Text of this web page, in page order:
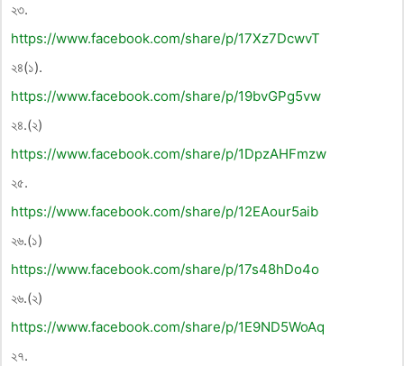
২৩.
https://www.facebook.com/share/p/17Xz7DcwvT
২৪(১).
https://www.facebook.com/share/p/19bvGPg5vw
২৪.(২)
https://www.facebook.com/share/p/1DpzAHFmzw
২৫.
https://www.facebook.com/share/p/12EAour5aib
২৬.(১)
https://www.facebook.com/share/p/17s48hDo4o
২৬.(২)
https://www.facebook.com/share/p/1E9ND5WoAq
২৭.